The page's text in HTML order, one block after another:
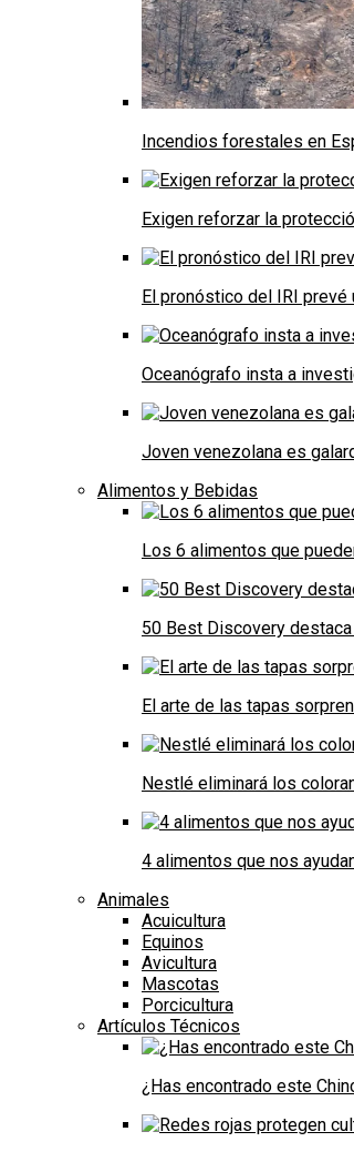
Incendios forestales en
Exigen reforzar la
El pronóstico del IRI prevé
Oceanógrafo insta a
Joven venezolana es
Alimentos y Bebidas
Los 6 alimentos que
50 Best Discovery
El arte de las tapas
Nestlé eliminará los
4 alimentos que nos
Animales
Acuicultura
Equinos
Avicultura
Mascotas
Porcicultura
Artículos Técnicos
¿Has encontrado este